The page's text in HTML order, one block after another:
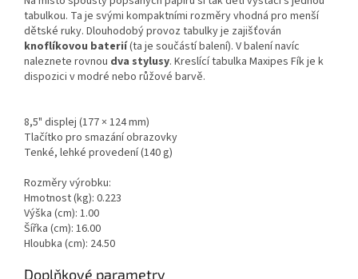
tabulkou. Ta je svými kompaktními rozměry vhodná pro menší
dětské ruky. Dlouhodobý provoz tabulky je zajišťován
knoflíkovou baterií(ta je součástí balení). V balení navíc
naleznete rovnou dva stylusy. Kreslící tabulka Maxipes Fík je k
dispozici v modré nebo růžové barvě.
8,5" displej (177 × 124 mm)
Tlačítko pro smazání obrazovky
Tenké, lehké provedení (140 g)
Rozměry výrobku:
Hmotnost (kg): 0.223
Výška (cm): 1.00
Šířka (cm): 16.00
Hloubka (cm): 24.50
Doplňkové parametry